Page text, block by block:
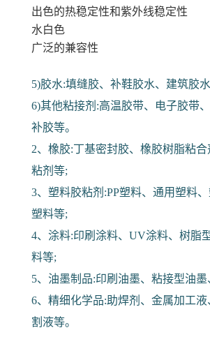
出色的热稳定性和紫外线稳定性
水白色
广泛的兼容性
5)胶水:填缝胶、补鞋胶水、建筑胶
6)其他粘接剂:高温胶带、电子胶带
补胶等。
2、橡胶:丁基密封胶、橡胶树脂粘
粘剂等;
3、塑料胶粘剂:PP塑料、通用塑料
塑料等;
4、涂料:印刷涂料、UV涂料、树脂
料等;
5、油墨制品:印刷油墨、粘接型油
6、精细化学品:助焊剂、金属加工
割液等。